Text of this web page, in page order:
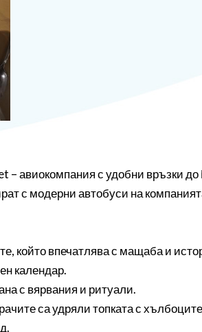
– авиокомпания с удобни връзки до
с модерни автобуси на
който впечатлява с мащаба и
календар.
с вярвания и ритуали.
са удряли топката с